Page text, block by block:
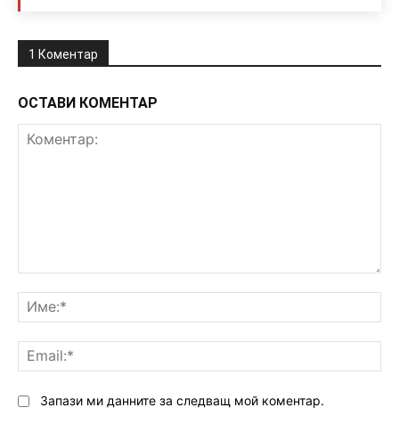
1 Коментар
ОСТАВИ КОМЕНТАР
Запази ми данните за следващ мой коментар.